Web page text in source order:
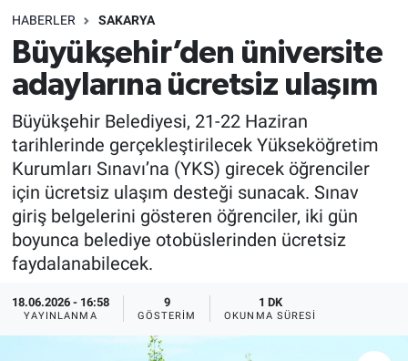
HABERLER SAKARYA
Büyükşehir’den üniversite
adaylarına ücretsiz ulaşım
Büyükşehir Belediyesi, 21-22 Haziran
tarihlerinde gerçekleştirilecek Yükseköğretim
Kurumları Sınavı’na (YKS) girecek öğrenciler
için ücretsiz ulaşım desteği sunacak. Sınav
giriş belgelerini gösteren öğrenciler, iki gün
boyunca belediye otobüslerinden ücretsiz
faydalanabilecek.
18.06.2026 - 16:58
YAYINLANMA
9
GÖSTERIM
1 DK
OKUNMA SÜRESI